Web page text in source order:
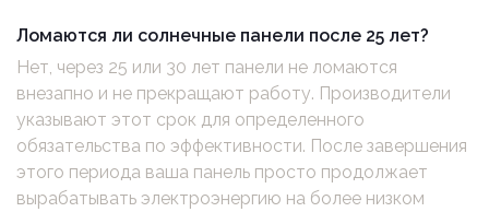
Ломаются ли солнечные панели после 25 лет?
Нет, через 25 или 30 лет панели не ломаются
внезапно и не прекращают работу. Производители
указывают этот срок для определенного
обязательства по эффективности. После завершения
этого периода ваша панель просто продолжает
вырабатывать электроэнергию на более низком